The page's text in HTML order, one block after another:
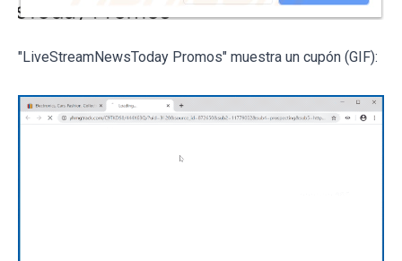
"LiveStreamNewsToday Promos" muestra un cupón (GIF):